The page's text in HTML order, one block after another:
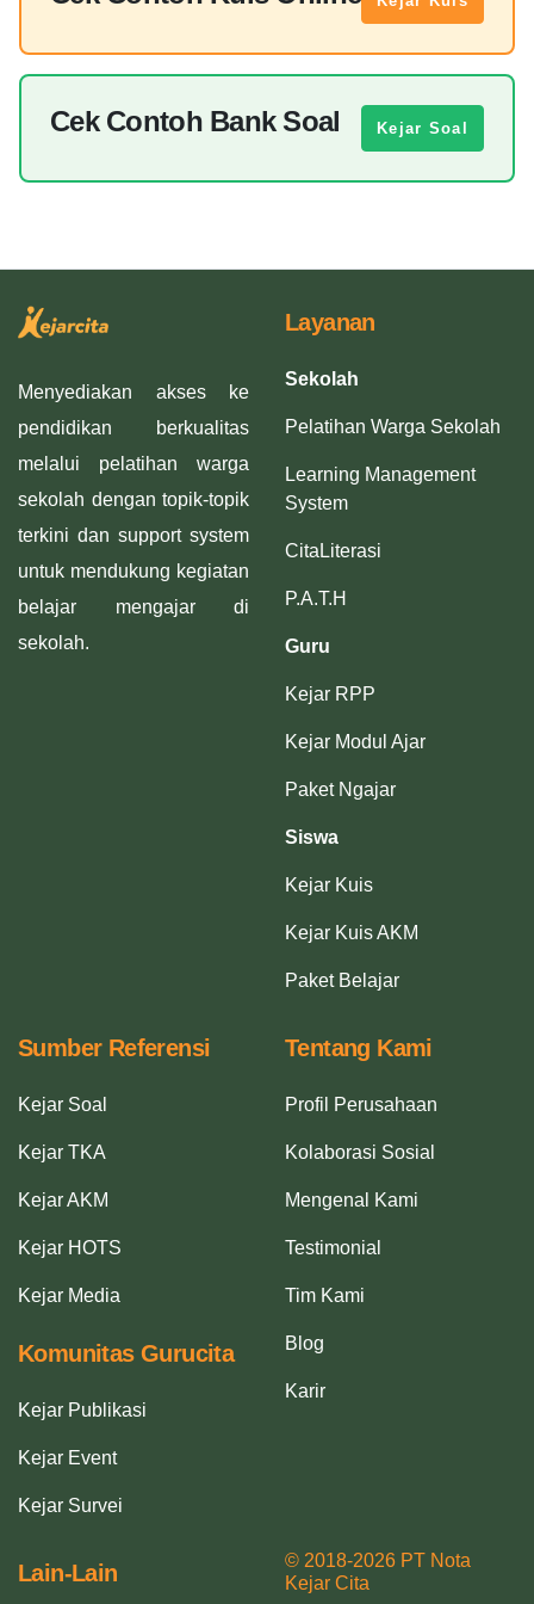
Cek Contoh Bank Soal Kejar Soal
Menyediakan akses ke
pendidikan berkualitas
melalui pelatihan warga
sekolah dengan topik-topik
terkini dan support system
untuk mendukung kegiatan
belajar mengajar di
sekolah.
Layanan
Sekolah
Pelatihan Warga Sekolah
Learning Management
System
CitaLiterasi
P.A.T.H
Guru
Kejar RPP
Kejar Modul Ajar
Paket Ngajar
Siswa
Kejar Kuis
Kejar Kuis AKM
Paket Belajar
Sumber Referensi
Kejar Soal
Kejar TKA
Kejar AKM
Kejar HOTS
Kejar Media
Komunitas Gurucita
Kejar Publikasi
Kejar Event
Kejar Survei
Tentang Kami
Profil Perusahaan
Kolaborasi Sosial
Mengenal Kami
Testimonial
Tim Kami
Blog
Karir
Lain-Lain
© 2018-2026 PT Nota
Kejar Cita